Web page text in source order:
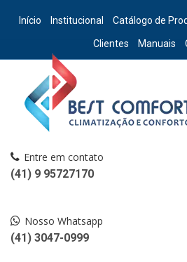
Início Institucional Catálogo de
Clientes Manuais
Entre em contato
(41) 9 95727170
Nosso Whatsapp
(41) 3047-0999